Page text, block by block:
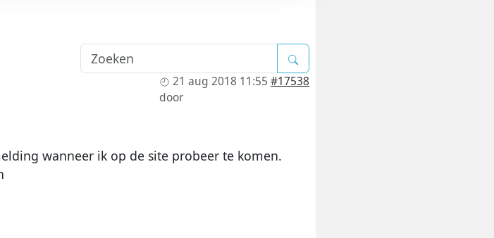
21 aug 2018 11:55 #17538
door
wanneer ik op de site probeer te komen.